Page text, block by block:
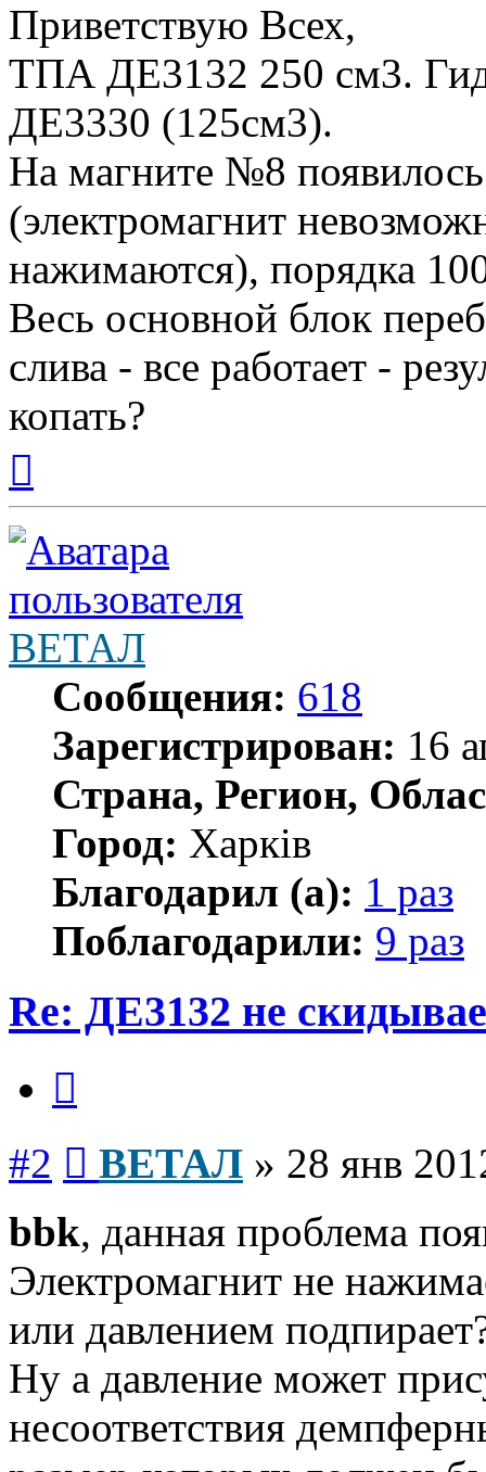
Приветствую Всех,
ТПА ДЕ3132 250 см3.
ДЕ3330 (125см3).
На магните №8 появилось
(электромагнит
нажимаются), порядка
Весь основной блок
слива - все работает -
копать?
началу
ВЕТАЛ
Сообщения: 618
Зарегистрирован: 16
Страна, Регион,
Город: Харків
Благодарил (а): 1 раз
Поблагодарили: 9 раз
Re: ДЕ3132 не
#2 ВЕТАЛ » 28 янв
bbk, данная проблема
Электромагнит не
или давлением
Ну а давление может
несоответствия